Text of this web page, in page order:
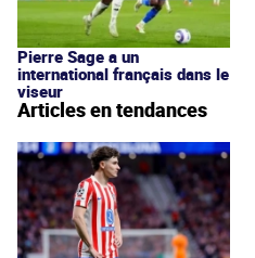
Pierre Sage a un
international français dans le
viseur
Articles en tendances